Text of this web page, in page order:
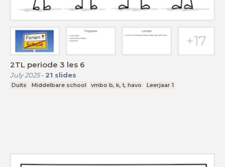
2TL periode 3 les 6
July 2025- 21 slides
Duits Middelbare school vmbo b, k, t, havo Leerjaar 1